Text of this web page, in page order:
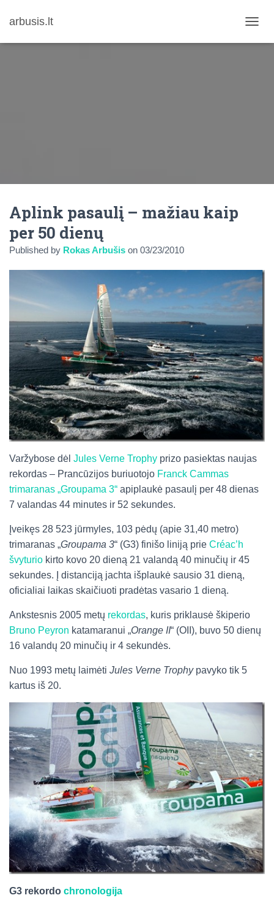
arbusis.lt
O
I
Aplink pasaulį – mažiau kaip
per 50 dienų
Published by Rokas Arbušis on 03/23/2010
Varžybose dėl Jules Verne Trophy prizo pasiektas naujas
rekordas – Prancūzijos buriuotojo Franck Cammas
trimaranas „Groupama 3“ apiplaukė pasaulį per 48 dienas
7 valandas 44 minutes ir 52 sekundes.
Įveikęs 28 523 jūrmyles, 103 pėdų (apie 31,40 metro)
trimaranas „Groupama 3“ (G3) finišo liniją prie Créac’h
švyturio kirto kovo 20 dieną 21 valandą 40 minučių ir 45
sekundes. Į distanciją jachta išplaukė sausio 31 dieną,
oficialiai laikas skaičiuoti pradėtas vasario 1 dieną.
Ankstesnis 2005 metų rekordas, kuris priklausė škiperio
Bruno Peyron katamaranui „Orange II“ (OII), buvo 50 dienų
16 valandų 20 minučių ir 4 sekundės.
Nuo 1993 metų laimėti Jules Verne Trophypavyko tik 5
kartus iš 20.
G3 rekordo chronologija